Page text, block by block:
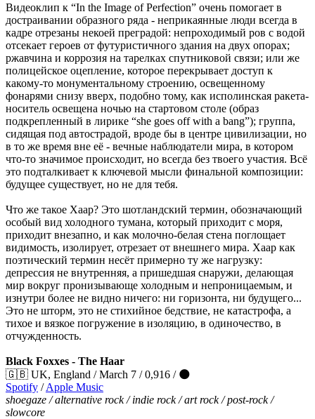
Видеоклип к “In the Image of Perfection” очень помогает в
достраивании образного ряда - неприкаянные люди всегда в
кадре отрезаны некоей преградой: непроходимый ров с водой
отсекает героев от футуристичного здания на двух опорах;
ржавчина и коррозия на тарелках спутниковой связи; или же
полицейское оцепление, которое перекрывает доступ к
какому-то монументальному строению, освещенному
фонарями снизу вверх, подобно тому, как исполинская ракета-
носитель освещена ночью на стартовом столе (образ
подкрепленный в лирике “she goes off with a bang”); группа,
сидящая под автострадой, вроде бы в центре цивилизации, но
в то же время вне её - вечные наблюдатели мира, в котором
что-то значимое происходит, но всегда без твоего участия. Всё
это подталкивает к ключевой мысли финальной композиции:
будущее существует, но не для тебя.
Что же такое Хаар? Это шотландский термин, обозначающий
особый вид холодного тумана, который приходит с моря,
приходит внезапно, и как молочно-белая стена поглощает
видимость, изолирует, отрезает от внешнего мира. Хаар как
поэтический термин несёт примерно ту же нагрузку:
депрессия не внутренняя, а пришедшая снаружи, делающая
мир вокруг пронизывающе холодным и непроницаемым, и
изнутри более не видно ничего: ни горизонта, ни будущего...
Это не шторм, это не стихийное бедствие, не катастрофа, а
тихое и вязкое погружение в изоляцию, в одиночество, в
отчужденность.
Black Foxxes - The Haar
🇬🇧 UK, England / March 7 / 0,916 / 🌑
Spotify /Apple Music
shoegaze / alternative rock / indie rock / art rock / post-rock /
slowcore